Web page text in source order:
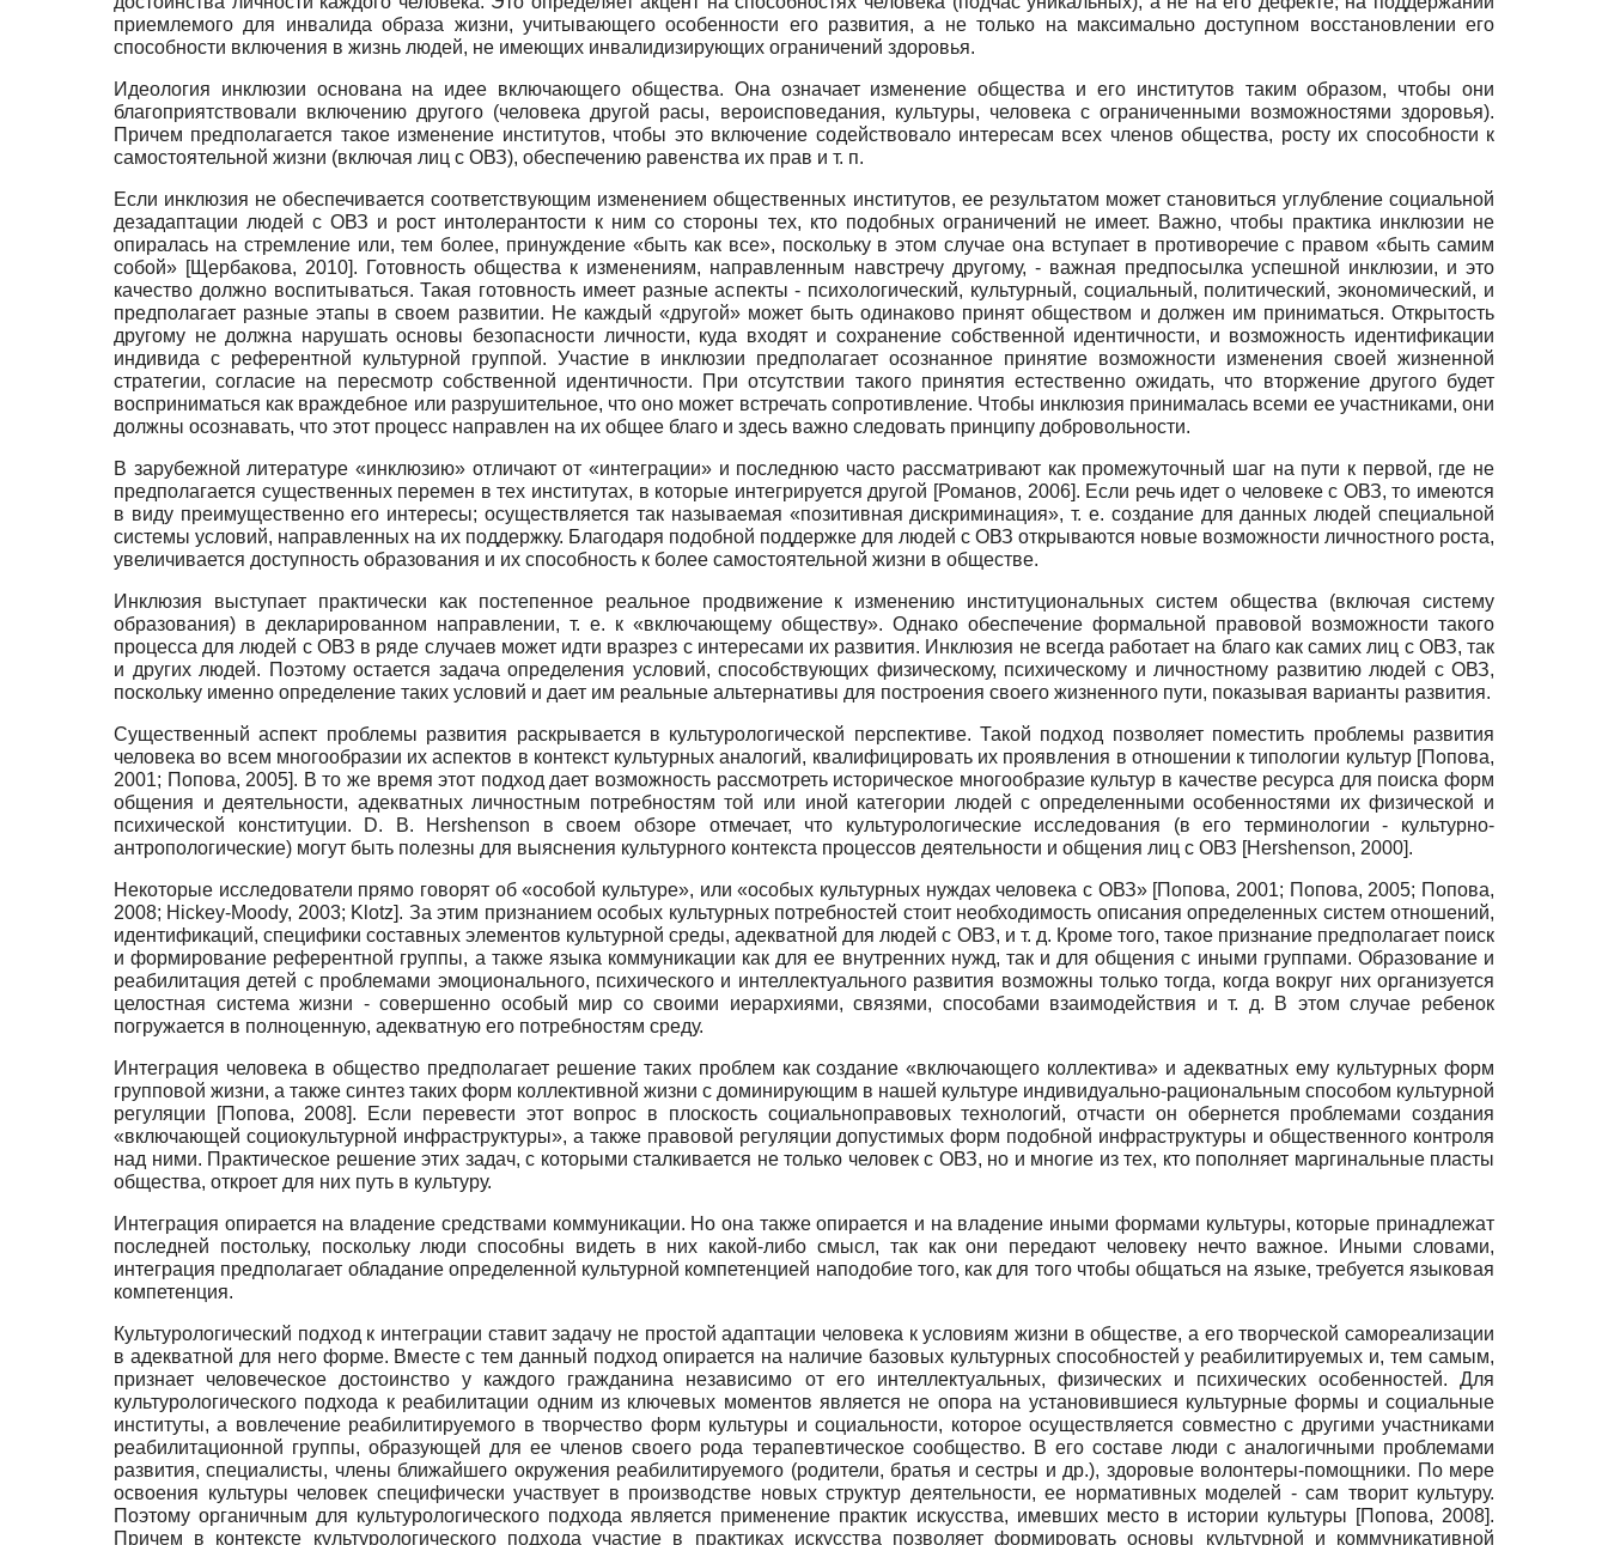
приемлемого для инвалида образа жизни, учитывающего особенности его развития, а не только на максимально доступном восстановлении его
способности включения в жизнь людей, не имеющих инвалидизирующих ограничений здоровья.
Идеология инклюзии основана на идее включающего общества. Она означает изменение общества и его институтов таким образом, чтобы они
благоприятствовали включению другого (человека другой расы, вероисповедания, культуры, человека с ограниченными возможностями здоровья).
Причем предполагается такое изменение институтов, чтобы это включение содействовало интересам всех членов общества, росту их способности к
самостоятельной жизни (включая лиц с ОВЗ), обеспечению равенства их прав и т. п.
Если инклюзия не обеспечивается соответствующим изменением общественных институтов, ее результатом может становиться углубление социальной
дезадап­тации людей с ОВЗ и рост интолерантости к ним со стороны тех, кто подобных ограничений не имеет. Важно, чтобы практика инклюзии не
опиралась на стремление или, тем более, принуждение «быть как все», поскольку в этом случае она вступает в противоречие с правом «быть самим
собой» [Щербакова, 2010]. Готовность общества к изменениям, направленным навстречу другому, - важная предпосылка успешной инклюзии, и это
качество должно воспитываться. Такая готовность имеет разные аспекты - психологический, культурный, социальный, политический, экономический, и
предполагает разные этапы в своем развитии. Не каждый «другой» может быть одинаково принят обществом и должен им приниматься. Открытость
другому не должна нарушать основы безопасности личности, куда входят и сохранение собственной идентичности, и возможность идентификации
индивида с референтной культурной группой. Участие в инклюзии предполагает осознанное принятие возможности изменения своей жизненной
стратегии, согласие на пересмотр собственной идентичности. При отсутствии такого принятия естественно ожидать, что вторжение другого будет
восприниматься как враждебное или разрушительное, что оно может встречать сопротивление. Чтобы инклюзия принималась всеми ее участниками, они
должны осознавать, что этот процесс направлен на их общее благо и здесь важно следовать принципу добровольности.
В зарубежной литературе «инклюзию» отличают от «интеграции» и последнюю часто рассматривают как промежуточный шаг на пути к первой, где не
предполагается существенных перемен в тех институтах, в которые интегрируется другой [Романов, 2006]. Если речь идет о человеке с ОВЗ, то имеются
в виду преимущественно его интересы; осуществляется так называемая «позитивная дискриминация», т. е. создание для данных людей специальной
системы условий, направленных на их поддержку. Благодаря подобной поддержке для людей с ОВЗ открываются новые возможности личностного роста,
увеличивается доступность образования и их способность к более самостоятельной жизни в обществе.
Инклюзия выступает практически как постепенное реальное продвижение к изменению институциональных систем общества (включая систему
образования) в декларированном направлении, т. е. к «включающему обществу». Однако обеспечение формальной правовой возможности такого
процесса для людей с ОВЗ в ряде случаев может идти вразрез с интересами их развития. Инклюзия не всегда работает на благо как самих лиц с ОВЗ, так
и других людей. Поэтому остается задача определения условий, способствующих физическому, психическому и личностному развитию людей с ОВЗ,
поскольку именно определение таких условий и дает им реальные альтернативы для построения своего жизненного пути, показывая варианты развития.
Существенный аспект проблемы развития раскрывается в культурологической перспективе. Такой подход позволяет поместить проблемы развития
человека во всем многообразии их аспектов в контекст культурных аналогий, квалифицировать их проявления в отношении к типологии культур [Попова,
2001; Попова, 2005]. В то же время этот подход дает возможность рассмотреть историческое многообразие культур в качестве ресурса для поиска форм
общения и деятельности, адекватных личностным потребностям той или иной категории людей с определенными особенностями их физической и
психической конституции. D. B. Hershenson в своем обзоре отмечает, что культурологические исследования (в его терминологии - культурно-
антропологические) могут быть полезны для выяснения культурного контекста процессов деятельности и общения лиц с ОВЗ [Hershenson, 2000].
Некоторые исследователи прямо говорят об «особой культуре», или «особых культурных нуждах человека с ОВЗ» [Попова, 2001; Попова, 2005; Попова,
2008; Hickey-Moody, 2003; Klotz]. За этим признанием особых культурных потребностей стоит необходимость описания определенных систем отношений,
идентификаций, специфики составных элементов культурной среды, адекватной для людей с ОВЗ, и т. д. Кроме того, такое признание предполагает поиск
и формирование референтной группы, а также языка коммуникации как для ее внутренних нужд, так и для общения с иными группами. Образование и
реабилитация детей с проблемами эмоционального, психического и интеллектуального развития возможны только тогда, когда вокруг них организуется
целостная система жизни - совершенно особый мир со своими иерархиями, связями, способами взаимодействия и т. д. В этом случае ребенок
погружается в полноценную, адекватную его потребностям среду.
Интеграция человека в общество предполагает решение таких проблем как создание «включающего коллектива» и адекватных ему культурных форм
групповой жизни, а также синтез таких форм коллективной жизни с доминирующим в нашей культуре индивидуально-рациональным способом культурной
регуляции
[Попова, 2008]. Если перевести этот вопрос в плоскость социально­правовых технологий, отчасти он обернется проблемами создания
«включающей социокультурной инфраструктуры», а также правовой регуляции допустимых форм подобной инфраструктуры и общественного контроля
над ними. Практическое решение этих задач, с которыми сталкивается не только человек с ОВЗ, но и многие из тех, кто пополняет маргинальные пласты
общества, откроет для них путь в культуру.
Интеграция опирается на владение средствами коммуникации. Но она также опирается и на владение иными формами культуры, которые принадлежат
последней постольку, поскольку люди способны видеть в них какой-либо смысл, так как они передают человеку нечто важное. Иными словами,
интеграция предполагает обладание определенной культурной компетенцией наподобие того, как для того чтобы общаться на языке, требуется языковая
компетенция.
Культурологический подход к интеграции ставит задачу не простой адаптации человека к условиям жизни в обществе, а его творческой самореализации
в адекватной для него форме. Вместе с тем данный подход опирается на наличие базовых культурных способностей у реабилитируе­мых и, тем самым,
признает человеческое достоинство у каждого гражданина независимо от его интеллектуальных, физических и психических особенностей. Для
культурологического подхода к реабилитации одним из ключевых моментов является не опора на установившиеся культурные формы и социальные
институты, а вовлечение реабилитируемого в творчество форм культуры и социальности, которое осуществляется совместно с другими участниками
реабилитационной группы, образующей для ее членов своего рода терапевтическое сообщество. В его составе люди с аналогичными проблемами
развития, специалисты, члены ближайшего окружения реабилити­руемого (родители, братья и сестры и др.), здоровые волонтеры-помощники. По мере
освоения культуры человек специфически участвует в производстве новых структур деятельности, ее нормативных моделей - сам творит культуру.
Поэтому органичным для культурологического подхода является применение практик искусства, имевших место в истории культуры [Попова, 2008].
Причем в контексте культурологического подхода участие в практиках искусства позволяет формировать основы культурной и коммуникативной